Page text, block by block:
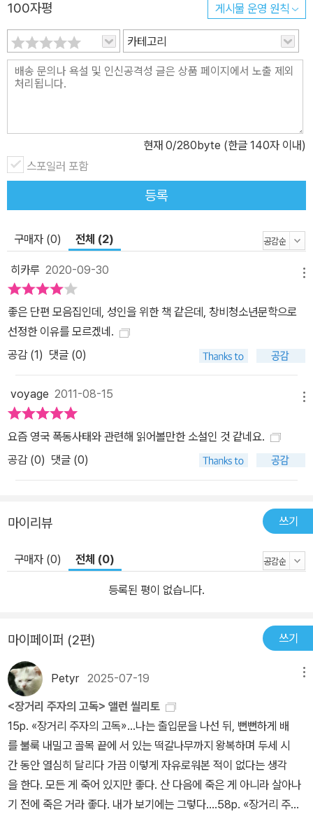
한 익살맞은 냉소가 돋보이는 작품들로, 인생의 부조리함과 비극 앞
에서도 재치를 잃지 않는 단편소설의 편편(翩翩)한 묘미를 느끼게
한다. 작가의 자전적 체험이 녹아 있는, 타협하지 않는 청춘들의 초상
(肖像) 영국의 평론가이자 소설가, 전기 작가이기도 한 D. J. 테일러
는 앨런 씰리토의 업적을 가리켜 ‘블룸즈버리 광장뿐 아니라 노팅엄
술한 바 있다. 블룸즈버리 광장은 20세기 초 버지니어 울프 등의 지
식인ㆍ예술가 들이 속한 블룸즈버리 그룹의 활동무대였던 런던의 대
표적인 문화 명소로, 씰리토는 블룸즈버리 광장과는 극단적으로 대비
되는 자신의 고향 노팅엄의 뒷골목을 배경으로 절박한 노동자들의 삶
을 그려왔다. 특히 이 소설집에 수록된 작품 중에는 표제작 「장거리
주자의 고독」을 비롯해 작중 화자가 10대인 작품이 여러 편인데, 작
품 속에 등장하는 청소년들이 하나같이 결코 호락호락하지 않은 인물
들이라는 것이 무척 인상적이다. 어느 토요일 오후, 자살하는 사람을
목격한 계기로 비참한 생활 속에서도 자살은 하지 않겠다고 결심하는
소년의 모습(「토요일 오후」)이나, 나라에서 허락하는 나이가 되자마
자 집을 떠나겠다고 다짐하는 또 다른 소년의 모습(「짐 스카피데일의
치욕」)에서는 섣불리 희망을 이야기하지 않으면서도 자신의 삶을 긍
있는 소년원 수감자의 반항을 다룬 「장거리 주자의 고독」에서 소년원
원장의 한심한 바람대로 우승을 해 안락한 생활을 누릴 수 있으면서
들을 향한 일종의 ‘선언’으로 읽힌다. 1950년대 영국 문단을 풍미한
’성난 젊은이들‘ 세대의 대표작 한편 앨런 씰리토는 ‘성난 젊은이
들’(Angry young men)의 선두 주자로도 잘 알려져 있는데, ‘성난
롭게 부상한 문학 세대를 가리키는 말이다. 존 웨인, 존 브레인, 도리
던 젊은 작가들이 주를 이루었는데, 그중에서도 앨런 씰리토는 단연
돋보이는 성과를 이루었다. 존 오즈번의 연극 「성난 얼굴로 돌아보라」
난 「장거리 주자의 고독」은 영국 자유영화(free cinema)를 주창한
토니 리처드슨 감독에 의해 1962년 영화화되기도 하였다. [주요 작
품 내용] 「장거리 주자의 고독」_시시한 말썽을 일삼으며 지내는 빈민
가 소년 스미스는 빵집 금고를 훔쳐 소년원에 수감된다. 스미스의 달
리기 실력을 눈여겨본 소년원 원장은 스미스를 전국 크로스컨트리 대
회에 내보내 우승시켜 자신의 명예를 높이려 하지만, 스미스는 이런
원장을 한심이 여길 뿐이다. 드디어 대회가 열리고 스미스는 탁월한
달리기 실력으로 모든 선수를 제치지만, 원장과 교양 있는 자들을 조
롱하듯 결승점을 눈앞에 둔 채 달리기를 멈춰버리는데……. 「어니스트
100자평 게시물 운영 원칙
카테고리
현재 0/280byte (한글 140자 이내)
스포일러 포함
등록
구매자 (0) 전체 (2)
히카루 2020-09-30
좋은 단편 모음집인데, 성인을 위한 책 같은데, 창비청소년문학으로
선정한 이유를 모르겠네.
공감 (1) 댓글 (0)
voyage 2011-08-15
요즘 영국 폭동사태와 관련해 읽어볼만한 소설인 것 같네요.
공감 (0) 댓글 (0)
마이리뷰 쓰기
구매자 (0) 전체 (0)
등록된 평이 없습니다.
마이페이퍼 (2편) 쓰기
Petyr2025-07-19
<장거리 주자의 고독> 앨런 씰리토
15p. «장거리 주자의 고독»...나는 출입문을 나선 뒤, 뻔뻔하게 배
를 불룩 내밀고 골목 끝에 서 있는 떡갈나무까지 왕복하며 두세 시
간 동안 열심히 달리다 가끔 이렇게 자유로워본 적이 없다는 생각
을 한다. 모든 게 죽어 있지만 좋다. 산 다음에 죽은 게 아니라 살아나
기 전에 죽은 거라 좋다. 내가 보기에는 그렇다....58p. «장거리 주자